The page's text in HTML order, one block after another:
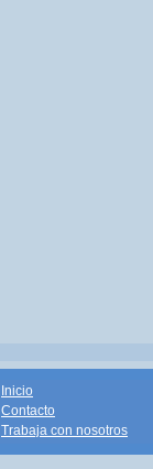
Inicio
Contacto
Trabaja con nosotros